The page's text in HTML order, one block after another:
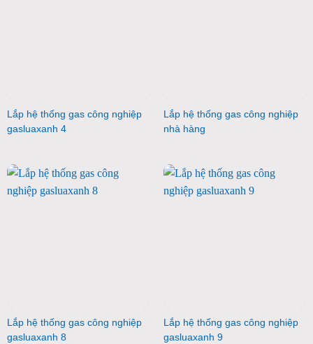
Lắp hệ thống gas công nghiệp
gasluaxanh 4
Lắp hệ thống gas công nghiệp
nhà hàng
Lắp hệ thống gas công nghiệp
gasluaxanh 8
Lắp hệ thống gas công nghiệp
gasluaxanh 9